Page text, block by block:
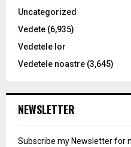
Uncategorized
Vedete (6,935)
Vedetele lor
Vedetele noastre (3,645)
NEWSLETTER
Subscribe my Newsletter for